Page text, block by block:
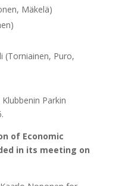
Mäkelä)
(Torniainen, Puro,
Parkin
of Economic
in its meeting on